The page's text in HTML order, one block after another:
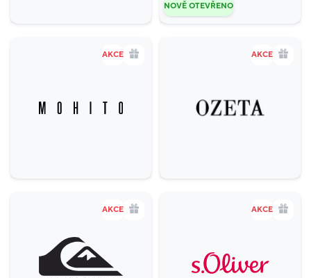
NOVĚ OTEVŘENO
AKCE AKCE
AKCE AKCE